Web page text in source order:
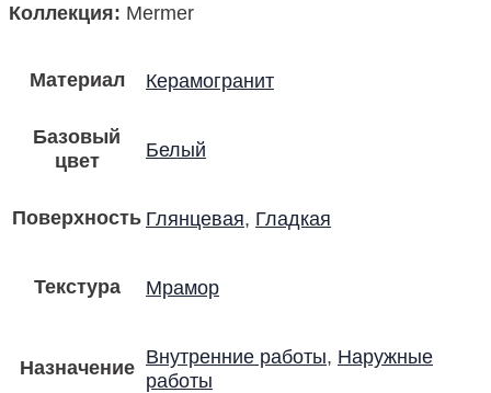
Коллекция: Mermer
Материал Керамогранит
Базовый
цвет
Белый
Поверхность Глянцевая, Гладкая
Текстура Мрамор
Назначение
Внутренние работы, Наружные
работы